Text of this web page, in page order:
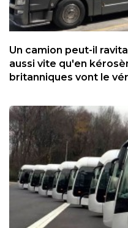
Un camion peut-il
aussi vite qu'en
britanniques vont le